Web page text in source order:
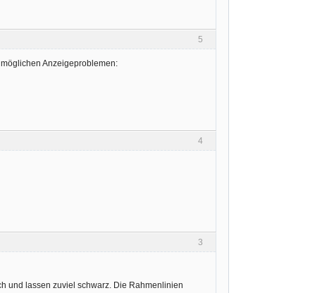
5
Anzeigeproblemen:
4
3
und lassen zuviel schwarz. Die Rahmenlinien